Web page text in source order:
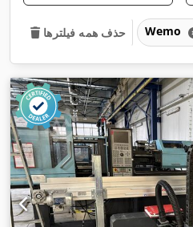
حذف همه فیلترها Wemo